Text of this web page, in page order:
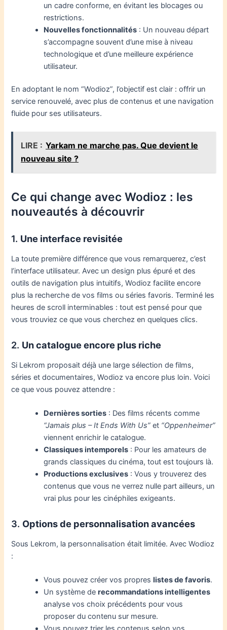
un cadre conforme, en évitant les blocages ou
restrictions.
Nouvelles fonctionnalités : Un nouveau départ
s’accompagne souvent d’une mise à niveau
technologique et d’une meilleure expérience
utilisateur.
En adoptant le nom “Wodioz”, l’objectif est clair : offrir un
service renouvelé, avec plus de contenus et une navigation
fluide pour ses utilisateurs.
LIRE : Yarkam ne marche pas. Que devient le
nouveau site ?
Ce qui change avec Wodioz : les
nouveautés à découvrir
1. Une interface revisitée
La toute première différence que vous remarquerez, c’est
l’interface utilisateur. Avec un design plus épuré et des
outils de navigation plus intuitifs, Wodioz facilite encore
plus la recherche de vos films ou séries favoris. Terminé les
heures de scroll interminables : tout est pensé pour que
vous trouviez ce que vous cherchez en quelques clics.
2. Un catalogue encore plus riche
Si Lekrom proposait déjà une large sélection de films,
séries et documentaires, Wodioz va encore plus loin. Voici
ce que vous pouvez attendre :
Dernières sorties : Des films récents comme
“Jamais plus – It Ends With Us” et “Oppenheimer”
viennent enrichir le catalogue.
Classiques intemporels : Pour les amateurs de
grands classiques du cinéma, tout est toujours là.
Productions exclusives : Vous y trouverez des
contenus que vous ne verrez nulle part ailleurs, un
vrai plus pour les cinéphiles exigeants.
3. Options de personnalisation avancées
Sous Lekrom, la personnalisation était limitée. Avec Wodioz
:
Vous pouvez créer vos propreslistes de favoris.
Un système derecommandations intelligentes
analyse vos choix précédents pour vous
proposer du contenu sur mesure.